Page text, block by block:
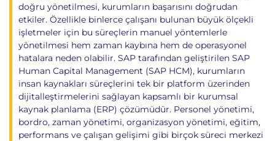
doğru yönetilmesi, kurumların başarısını doğrudan
etkiler. Özellikle binlerce çalışanı bulunan büyük ölçekli
işletmeler için bu süreçlerin manuel yöntemlerle
yönetilmesi hem zaman kaybına hem de operasyonel
hatalara neden olabilir. SAP tarafından geliştirilen SAP
Human Capital Management (SAP HCM), kurumların
insan kaynakları süreçlerini tek bir platform üzerinden
dijitalleştirmelerini sağlayan kapsamlı bir kurumsal
kaynak planlama (ERP) çözümüdür. Personel yönetimi,
bordro, zaman yönetimi, organizasyon yönetimi, eğitim,
performans ve çalışan gelişimi gibi birçok süreci merkezi